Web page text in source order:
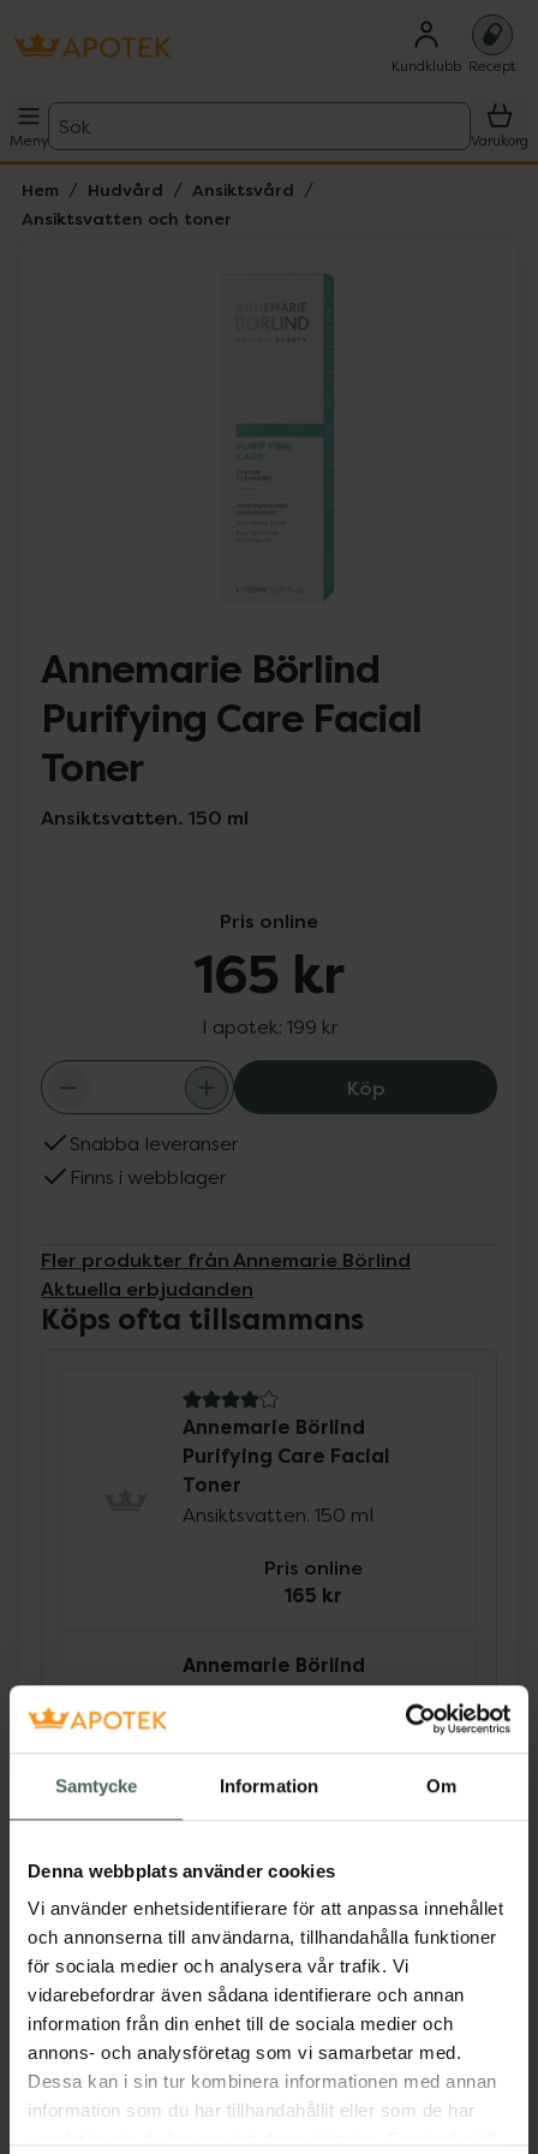
Samtycke Information Om
Denna webbplats använder cookies
Vi använder enhetsidentifierare för att anpassa innehållet
och annonserna till användarna, tillhandahålla funktioner
för sociala medier och analysera vår trafik. Vi
vidarebefordrar även sådana identifierare och annan
information från din enhet till de sociala medier och
annons- och analysföretag som vi samarbetar med.
Dessa kan i sin tur kombinera informationen med annan
information som du har tillhandahållit eller som de har
Kundklubb Recept
Meny
Sök
Varukorg
Hem Hudvård
Ansiktsvård
Ansiktsvatten och toner
Lista: . Innehåller 1 objekt.
Annemarie Börlind
Purifying Care Facial
Toner
Ansiktsvatten. 150 ml
Pris online
165 kr
I apotek: 199 kr
KöpAnnemarie
Snabba leveranser
Finns i webblager
Fler produkter från Annemarie Börlind
Aktuella erbjudanden
Köps ofta tillsammans
4 av 5 i omdöme
Annemarie Börlind
Purifying Care Facial
Toner
Ansiktsvatten. 150 ml
Pris online
165 kr
Annemarie Börlind
Purifying Care Cleansing
Ansiktsrengöring. 150 ml
Köp båda för:324 kr
Köp båda
Beskrivning Dölj
Ansiktsvatten med ingredienser för att arbeta